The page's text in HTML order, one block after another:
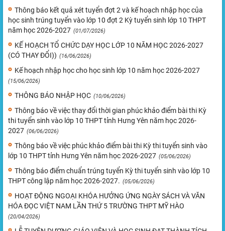
Thông báo kết quả xét tuyển đợt 2 và kế hoạch nhập học của
học sinh trúng tuyển vào lớp 10 đợt 2 Kỳ tuyển sinh lớp 10 THPT
năm học 2026-2027 (01/07/2026)
KẾ HOẠCH TỔ CHỨC DẠY HỌC LỚP 10 NĂM HỌC 2026-2027
(CÓ THAY ĐỔI)) (16/06/2026)
Kế hoạch nhập học cho học sinh lớp 10 năm học 2026-2027
(15/06/2026)
THÔNG BÁO NHẬP HỌC (10/06/2026)
Thông báo về việc thay đổi thời gian phúc khảo điểm bài thi Kỳ
thi tuyển sinh vào lớp 10 THPT tỉnh Hưng Yên năm học 2026-
2027 (06/06/2026)
Thông báo về việc phúc khảo điểm bài thi Kỳ thi tuyển sinh vào
lớp 10 THPT tỉnh Hưng Yên năm học 2026-2027 (05/06/2026)
Thông báo điểm chuẩn trúng tuyển Kỳ thi tuyển sinh vào lớp 10
THPT công lập năm học 2026-2027. (05/06/2026)
HOẠT ĐỘNG NGOẠI KHÓA HƯỞNG ỨNG NGÀY SÁCH VÀ VĂN
HÓA ĐỌC VIỆT NAM LẦN THỨ 5 TRƯỜNG THPT MỸ HÀO
(20/04/2026)